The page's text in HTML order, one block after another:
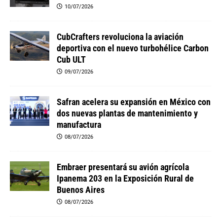
10/07/2026
CubCrafters revoluciona la aviación
deportiva con el nuevo turbohélice Carbon
Cub ULT
09/07/2026
Safran acelera su expansión en México con
dos nuevas plantas de mantenimiento y
manufactura
08/07/2026
Embraer presentará su avión agrícola
Ipanema 203 en la Exposición Rural de
Buenos Aires
08/07/2026